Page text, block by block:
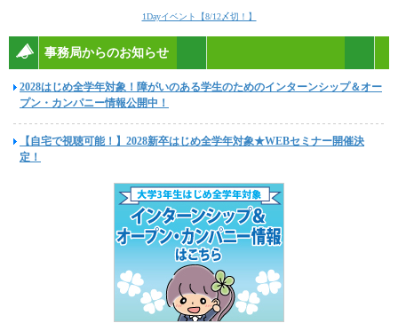
1Dayイベント【8/12〆切！】
事務局からのお知らせ
2028はじめ全学年対象！障がいのある学生のためのインターンシップ＆オー
プン・カンパニー情報公開中！
【自宅で視聴可能！】2028新卒はじめ全学年対象★WEBセミナー開催決
定！